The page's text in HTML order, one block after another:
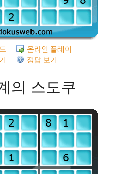
온라인 플레이
정답 보기
의 스도쿠